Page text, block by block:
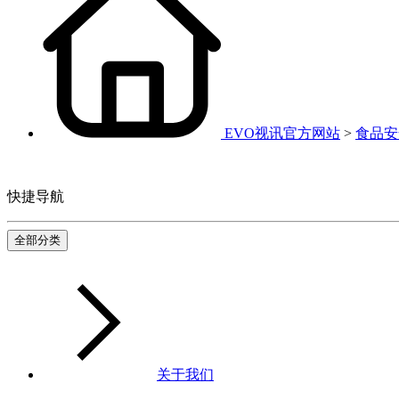
EVO视讯官方网站 > 食品
快捷导航
全部分类
关于我们